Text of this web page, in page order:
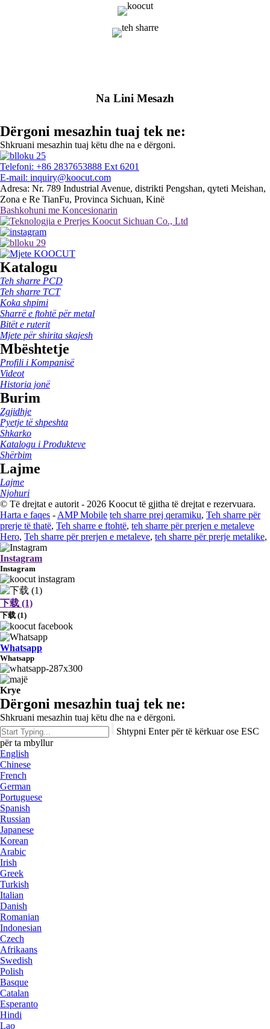
Na Lini Mesazh
Dërgoni mesazhin tuaj tek ne:
Shkruani mesazhin tuaj këtu dhe na e dërgoni.
Telefoni: +86 2837653888 Ext 6201
E-mail: inquiry@koocut.com
Adresa: Nr. 789 Industrial Avenue, distrikti Pengshan, qyteti Meishan,
Zona e Re TianFu, Provinca Sichuan, Kinë
Bashkohuni me Koncesionarin
Katalogu
Teh sharre PCD
Teh sharre TCT
Koka shpimi
Sharrë e ftohtë për metal
Bitët e ruterit
Mjete për shirita skajesh
Mbështetje
Profili i Kompanisë
Videot
Historia jonë
Burim
Zgjidhje
Pyetje të shpeshta
Shkarko
Katalogu i Produkteve
Shërbim
Lajme
Lajme
Njohuri
© Të drejtat e autorit - 2026 Koocut të gjitha të drejtat e rezervuara.
Harta e faqes - AMP Mobile teh sharre prej qeramiku, Teh sharre për
prerje të thatë, Teh sharre e ftohtë, teh sharre për prerjen e metaleve
Hero, Teh sharre për prerjen e metaleve, teh sharre për prerje metalike,
Instagram
Instagram
下载 (1)
下载 (1)
Whatsapp
Whatsapp
Krye
Dërgoni mesazhin tuaj tek ne:
Shkruani mesazhin tuaj këtu dhe na e dërgoni.
Shtypni Enter për të kërkuar ose ESC
për ta mbyllur
English
Chinese
French
German
Portuguese
Spanish
Russian
Japanese
Korean
Arabic
Irish
Greek
Turkish
Italian
Danish
Romanian
Indonesian
Czech
Afrikaans
Swedish
Polish
Basque
Catalan
Esperanto
Hindi
Lao